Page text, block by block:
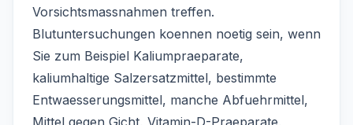
Vorsichtsmassnahmen treffen.
Blutuntersuchungen koennen noetig sein, wenn
Sie zum Beispiel Kaliumpraeparate,
kaliumhaltige Salzersatzmittel, bestimmte
Entwaesserungsmittel, manche Abfuehrmittel,
Mittel gegen Gicht, Vitamin-D-Praeparate,